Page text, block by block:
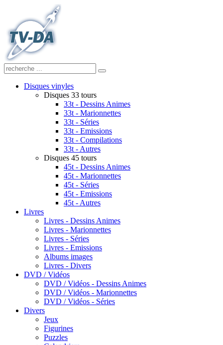
Disques vinyles
Disques 33 tours
33t - Dessins Animes
33t - Marionnettes
33t - Séries
33t - Emissions
33t - Compilations
33t - Autres
Disques 45 tours
45t - Dessins Animes
45t - Marionnettes
45t - Séries
45t - Emissions
45t - Autres
Livres
Livres - Dessins Animes
Livres - Marionnettes
Livres - Séries
Livres - Emissions
Albums images
Livres - Divers
DVD / Vidéos
DVD / Vidéos - Dessins Animes
DVD / Vidéos - Marionnettes
DVD / Vidéos - Séries
Divers
Jeux
Figurines
Puzzles